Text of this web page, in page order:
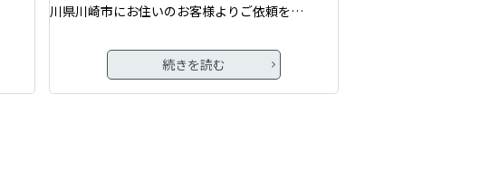
川県川崎市にお住いのお客様よりご依頼を…
続きを読む